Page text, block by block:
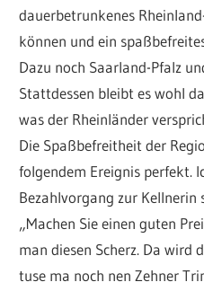
dauerbetrunkenes
können und ein
Dazu noch Saarland-Pfalz
Stattdessen bleibt es wohl
was der Rheinländer
Die Spaßbefreitheit der
folgendem Ereignis perfekt.
Bezahlvorgang zur Kellnerin
„Machen Sie einen guten
man diesen Scherz. Da wird
tuse ma noch nen Zehner